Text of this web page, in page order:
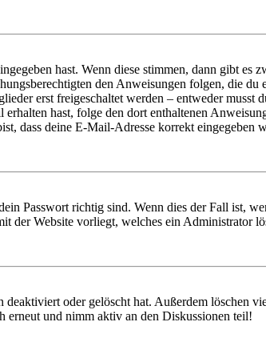
hast. Wenn diese stimmen, dann gibt es
den Anweisungen folgen, die
erst freigeschaltet werden – entweder musst
hast, folge den dort enthaltenen
dass deine E-Mail-Adresse korrekt eingegeben
Passwort richtig sind. Wenn dies der Fall ist,
der Website vorliegt, welches ein Administrator
oder gelöscht hat. Außerdem löschen
erneut und nimm aktiv an den Diskussionen teil!